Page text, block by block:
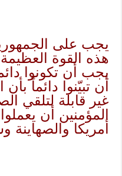
يجب على
هذه القوة
يجب أن تكونوا
أن تبيّنوا دائماً
غير قابلة لتلقي
المؤمنين أن
أمريكا والصهاينة